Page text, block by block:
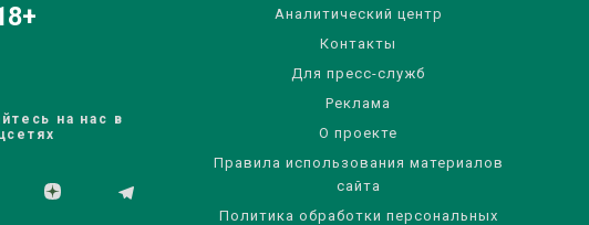
на нас в
Аналитический центр
Контакты
Для пресс-служб
Реклама
О проекте
Правила использования материалов
сайта
Политика обработки персональных